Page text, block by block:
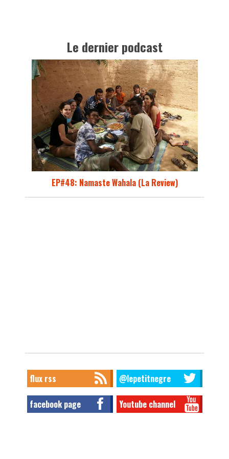
Le dernier podcast
EP#48: Namaste Wahala (La Review)
flux rss @lepetitnegre
facebook page Youtube channel